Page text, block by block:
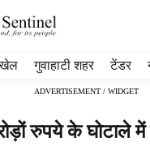
खेल गुवाहाटी शहर टेंडर
ADVERTISEMENT / WIDGET
रुपये के घोटाले में